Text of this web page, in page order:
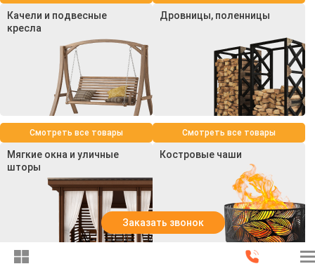
Качели и подвесные
кресла
Смотреть все товары
Дровницы, поленницы
Смотреть все товары
Мягкие окна и уличные
шторы
Костровые чаши
Заказать звонок